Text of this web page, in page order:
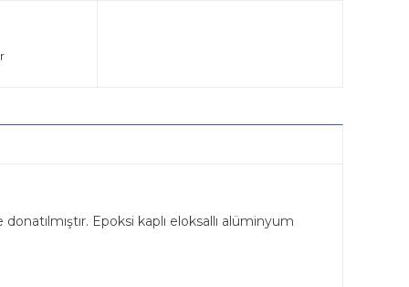
Epoksi kaplı eloksallı alüminyum